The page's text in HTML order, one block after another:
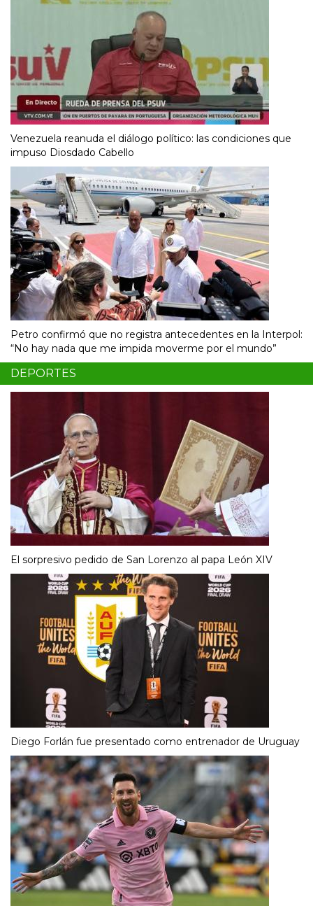
Venezuela reanuda el diálogo político: las condiciones que
impuso Diosdado Cabello
Petro confirmó que no registra antecedentes en la Interpol:
“No hay nada que me impida moverme por el mundo”
DEPORTES
El sorpresivo pedido de San Lorenzo al papa León XIV
Diego Forlán fue presentado como entrenador de Uruguay